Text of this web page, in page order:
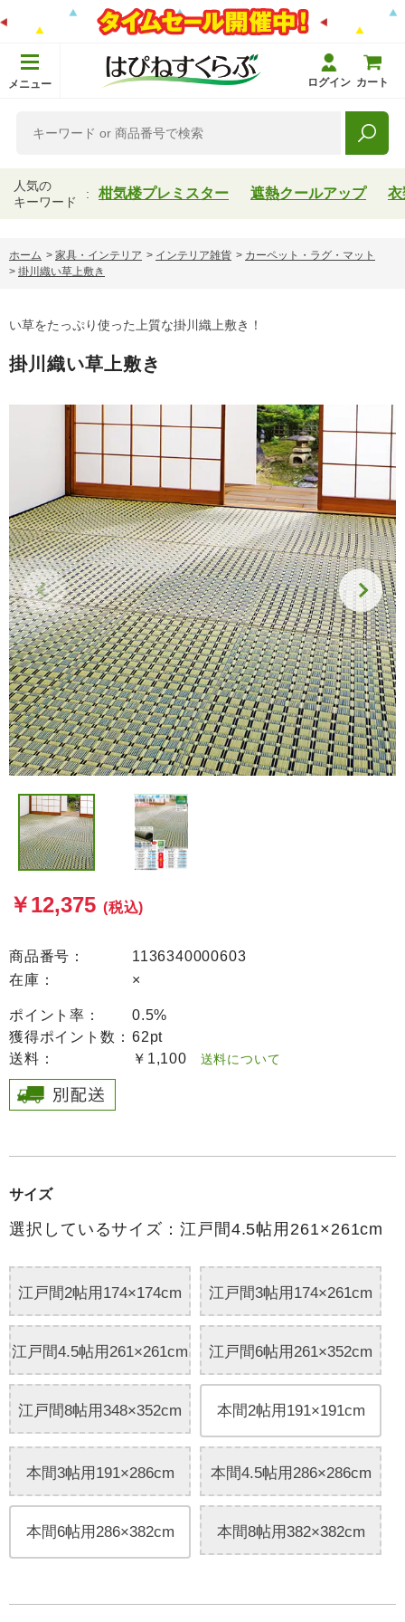
メニュー ログイン カート
人気の
キーワード
柑気楼プレミスター 遮熱クールアップ 衣
ホーム > 家具・インテリア > インテリア雑貨 > カーペット・ラグ・マット
> 掛川織い草上敷き
い草をたっぷり使った上質な掛川織上敷き！
掛川織い草上敷き
￥12,375 (税込)
商品番号：
1136340000603
在庫：
×
ポイント率：
0.5%
獲得ポイント数： 62pt
送料：
￥1,100 送料について
サイズ
選択しているサイズ：江戸間4.5帖用261×261cm
江戸間2帖用174×174cm 江戸間3帖用174×261cm
江戸間4.5帖用261×261cm 江戸間6帖用261×352cm
江戸間8帖用348×352cm 本間2帖用191×191cm
本間3帖用191×286cm 本間4.5帖用286×286cm
本間6帖用286×382cm 本間8帖用382×382cm